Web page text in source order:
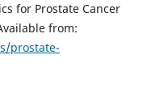
for Prostate Cancer
from:
prostate-